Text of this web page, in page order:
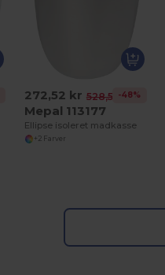
272,52 kr 528,53 kr
-48%
Mepal 113177
Ellipse isoleret madkasse
+2 Farver